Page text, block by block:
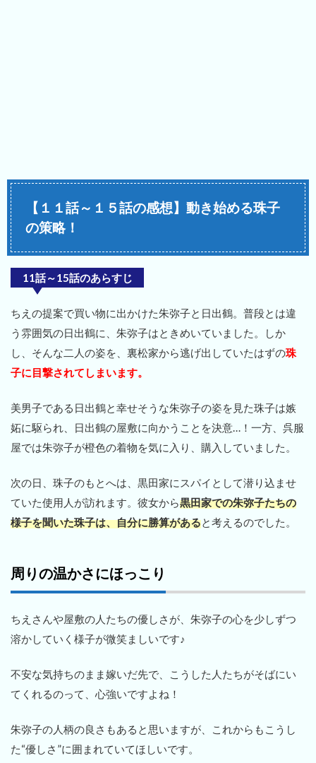
【１１話～１５話の感想】動き始める珠子
の策略！
11話～15話のあらすじ
ちえの提案で買い物に出かけた朱弥子と日出鶴。普段とは違
う雰囲気の日出鶴に、朱弥子はときめいていました。しか
し、そんな二人の姿を、裏松家から逃げ出していたはずの珠
子に目撃されてしまいます。
美男子である日出鶴と幸せそうな朱弥子の姿を見た珠子は嫉
妬に駆られ、日出鶴の屋敷に向かうことを決意…！一方、呉服
屋では朱弥子が橙色の着物を気に入り、購入していました。
次の日、珠子のもとへは、黒田家にスパイとして潜り込ませ
ていた使用人が訪れます。彼女から黒田家での朱弥子たちの
様子を聞いた珠子は、自分に勝算があると考えるのでした。
周りの温かさにほっこり
ちえさんや屋敷の人たちの優しさが、朱弥子の心を少しずつ
溶かしていく様子が微笑ましいです♪
不安な気持ちのまま嫁いだ先で、こうした人たちがそばにい
てくれるのって、心強いですよね！
朱弥子の人柄の良さもあると思いますが、これからもこうし
た“優しさ”に囲まれていてほしいです。